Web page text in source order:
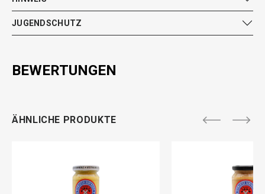
JUGENDSCHUTZ
BEWERTUNGEN
ÄHNLICHE PRODUKTE